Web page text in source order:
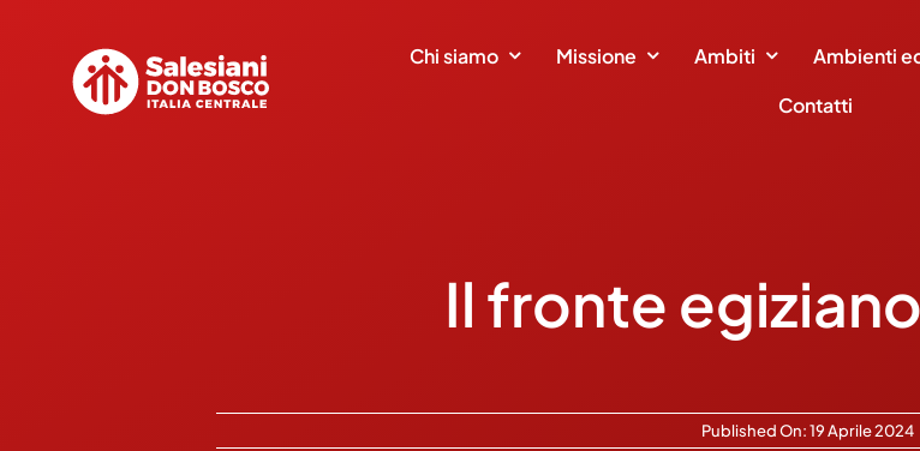
contenuto
Chi siamo Missione Ambiti Ambienti
Contatti
Il fronte
Published On: 19 Aprile 2024